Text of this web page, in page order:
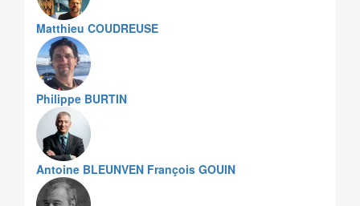
Matthieu COUDREUSE
Philippe BURTIN
Antoine BLEUNVEN François GOUIN